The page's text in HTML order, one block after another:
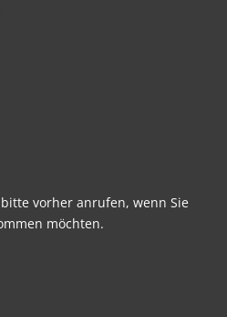
vorher anrufen, wenn Sie
möchten.